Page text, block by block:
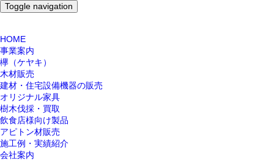
Toggle navigation
HOME
事業案内
欅（ケヤキ）
木材販売
建材・住宅設備機器の販売
オリジナル家具
樹木伐採・買取
飲食店様向け製品
アピトン材販売
施工例・実績紹介
会社案内